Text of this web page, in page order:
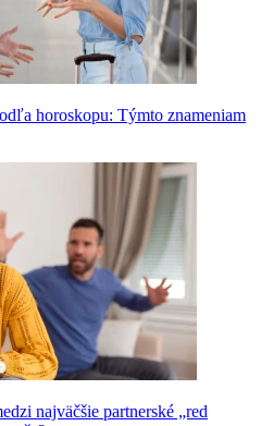
horoskopu: Týmto znameniam
najväčšie partnerské „red